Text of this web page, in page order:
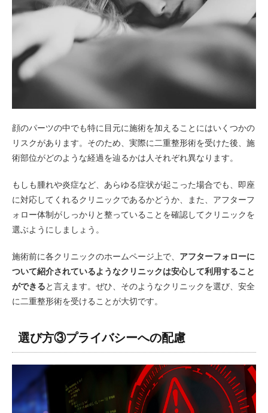
顔のパーツの中でも特に目元に施術を加えることにはいくつかの
リスクがあります。そのため、実際に二重整形術を受けた後、施
術部位がどのような経過を辿るかは人それぞれ異なります。
もしも腫れや炎症など、あらゆる症状が起こった場合でも、即座
に対応してくれるクリニックであるかどうか、また、アフターフ
ォロー体制がしっかりと整っていることを確認してクリニックを
選ぶようにしましょう。
施術前に各クリニックのホームページ上で、 アフターフォローに
ついて紹介されているようなクリニックは安心して利用すること
ができると言えます。ぜひ、そのようなクリニックを選び、安全
に二重整形術を受けることが大切です。
選び方③プライバシーへの配慮